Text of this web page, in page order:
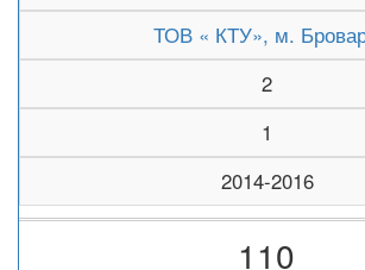
ТОВ « КТУ», м.
2
1
2014-2016
110